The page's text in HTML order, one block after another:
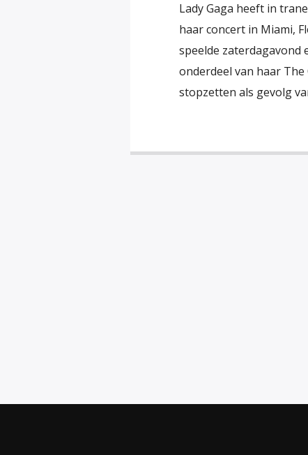
Lady Gaga heeft in
haar concert in Miami,
speelde zaterdagavond
onderdeel van haar
stopzetten als gevolg